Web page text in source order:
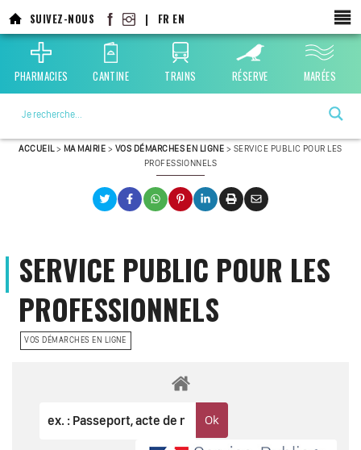
SUIVEZ-NOUS | FR EN
PHARMACIES CANTINE TRAINS RÉSERVE MARÉES
ACCUEIL> MA MAIRIE > VOS DÉMARCHES EN LIGNE > SERVICE PUBLIC POUR LES
PROFESSIONNELS
SERVICE PUBLIC POUR LES
PROFESSIONNELS
VOS DÉMARCHES EN LIGNE